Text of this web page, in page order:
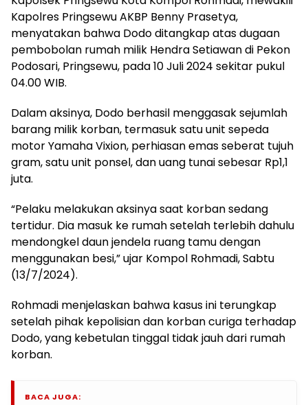
Kapolres Pringsewu AKBP Benny Prasetya,
menyatakan bahwa Dodo ditangkap atas dugaan
pembobolan rumah milik Hendra Setiawan di Pekon
Podosari, Pringsewu, pada 10 Juli 2024 sekitar pukul
04.00 WIB.
Dalam aksinya, Dodo berhasil menggasak sejumlah
barang milik korban, termasuk satu unit sepeda
motor Yamaha Vixion, perhiasan emas seberat tujuh
gram, satu unit ponsel, dan uang tunai sebesar Rp1,1
juta.
“Pelaku melakukan aksinya saat korban sedang
tertidur. Dia masuk ke rumah setelah terlebih dahulu
mendongkel daun jendela ruang tamu dengan
menggunakan besi,” ujar Kompol Rohmadi, Sabtu
(13/7/2024).
Rohmadi menjelaskan bahwa kasus ini terungkap
setelah pihak kepolisian dan korban curiga terhadap
Dodo, yang kebetulan tinggal tidak jauh dari rumah
korban.
BACA JUGA: